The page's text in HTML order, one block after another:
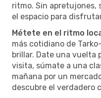
ritmo. Sin apretujones,
el espacio para
Métete en el ritmo
más cotidiano de
brillar. Date una vuelta
visita, súmate a una
mañana por un
descubre el verdadero